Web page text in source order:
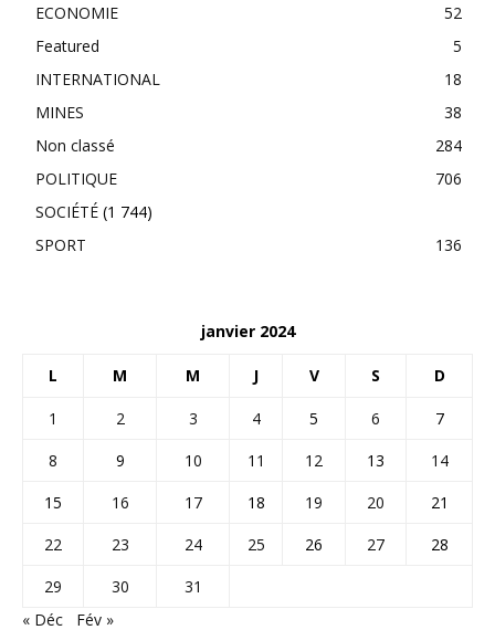
ECONOMIE
52
Featured
5
INTERNATIONAL
18
MINES
38
Non classé
284
POLITIQUE
706
SOCIÉTÉ (1 744)
SPORT
136
janvier 2024
L M M J V S D
1 2 3 4 5 6
7
8
9 10 11 12 13
14
15
16 17 18 19 20
21
22
23 24 25 26 27
28
29
30
31
« Déc
Fév »